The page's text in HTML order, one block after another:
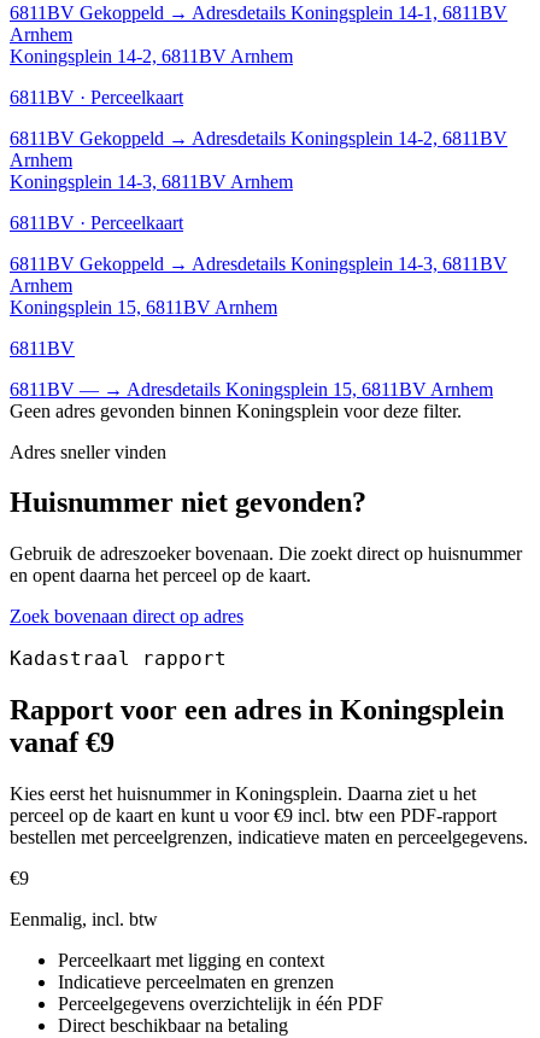
6811BV Gekoppeld → Adresdetails Koningsplein 14-1, 6811BV
Arnhem
Koningsplein 14-2, 6811BV Arnhem
6811BV · Perceelkaart
6811BV Gekoppeld → Adresdetails Koningsplein 14-2, 6811BV
Arnhem
Koningsplein 14-3, 6811BV Arnhem
6811BV · Perceelkaart
6811BV Gekoppeld → Adresdetails Koningsplein 14-3, 6811BV
Arnhem
Koningsplein 15, 6811BV Arnhem
6811BV
6811BV — → Adresdetails Koningsplein 15, 6811BV Arnhem
Geen adres gevonden binnen Koningsplein voor deze filter.
Adres sneller vinden
Huisnummer niet gevonden?
Gebruik de adreszoeker bovenaan. Die zoekt direct op huisnummer
en opent daarna het perceel op de kaart.
Zoek bovenaan direct op adres
Kadastraal rapport
Rapport voor een adres in Koningsplein
vanaf €9
Kies eerst het huisnummer in Koningsplein. Daarna ziet u het
perceel op de kaart en kunt u voor €9 incl. btw een PDF-rapport
bestellen met perceelgrenzen, indicatieve maten en perceelgegevens.
€9
Eenmalig, incl. btw
Perceelkaart met ligging en context
Indicatieve perceelmaten en grenzen
Perceelgegevens overzichtelijk in één PDF
Direct beschikbaar na betaling